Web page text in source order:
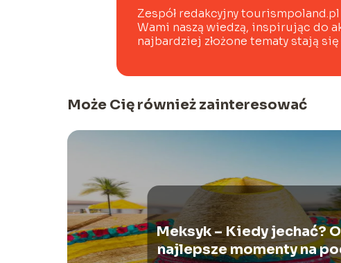
Zespół redakcyjny
Wami naszą wiedzą, inspirując do
najbardziej złożone tematy stają
Może Cię również zainteresować
Meksyk – Kiedy jechać?
najlepsze momenty na